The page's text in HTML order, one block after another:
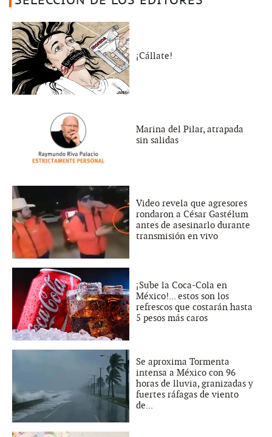
¡Cállate!
Marina del Pilar, atrapada
sin salidas
Video revela que agresores
rondaron a César Gastélum
antes de asesinarlo durante
transmisión en vivo
¡Sube la Coca-Cola en
México!... estos son los
refrescos que costarán hasta
5 pesos más caros
Se aproxima Tormenta
intensa a México con 96
horas de lluvia, granizadas y
fuertes ráfagas de viento
de...